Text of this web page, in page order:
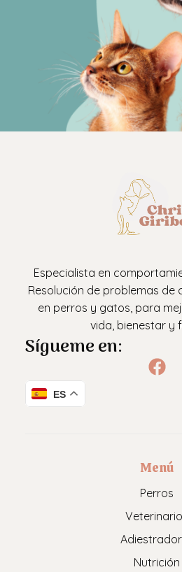
Especialista en
Resolución de problemas de
en perros y gatos, para
vida, bienestar y
Sígueme en:
ES
Menú
Perros
Nutrición